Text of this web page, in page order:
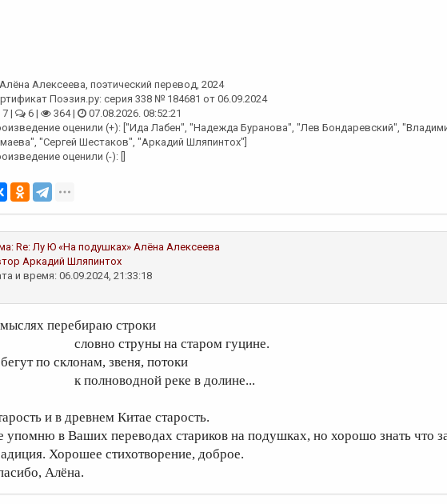
Алёна Алексеева, поэтический перевод, 2024
Поэзия.ру: серия 338 № 184681 от 06.09.2024
7 |
6 | 364 |
07.08.2026. 08:52:21
оценили (+): ["Ида Лабен", "Надежда Буранова", "Лев Бондаревский",
"Сергей Шестаков", "Аркадий Шляпинтох"]
оценили (-): []
Re: Лу Ю «На подушках» Алёна Алексеева
Аркадий Шляпинтох
и время: 06.09.2024, 21:33:18
перебираю строки
струны на старом гуцине.
по склонам, звеня, потоки
полноводной реке в долине...
и в древнем Китае старость.
упомню в Ваших переводах стариков на подушках, но хорошо знать что
Хорошее стихотворение, доброе.
Алёна.